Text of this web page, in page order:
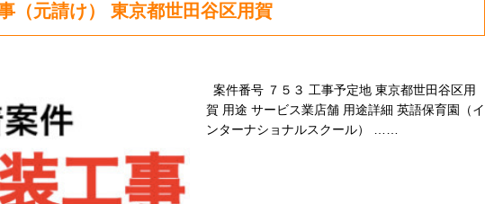
（元請け） 東京都世田谷区用賀
案件番号 ７５３ 工事予定地 東京都世田谷区用
賀 用途 サービス業店舗 用途詳細 英語保育園（イ
ンターナショナルスクール） ……